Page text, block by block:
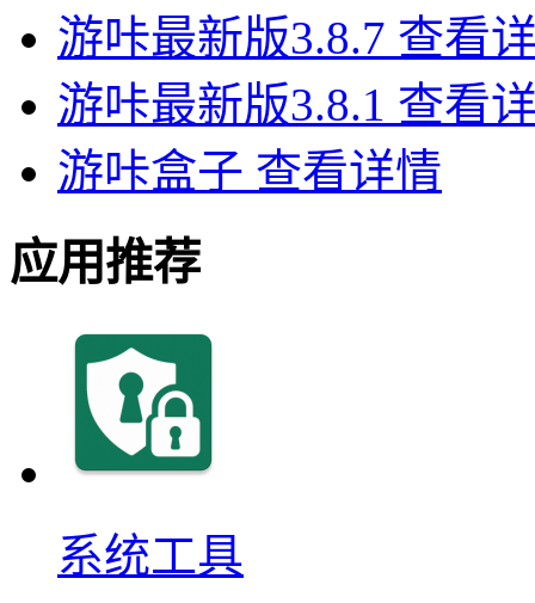
游咔最新版3.8.7 查看
游咔最新版3.8.1 查看
游咔盒子 查看详情
应用推荐
系统工具